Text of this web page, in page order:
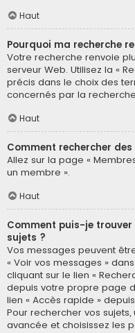
Haut
Pourquoi ma recherche
Votre recherche renvoie
serveur Web. Utilisez la «
précis dans le choix des
concernés par la
Haut
Comment rechercher
Allez sur la page «
un membre ».
Haut
Comment puis-je
sujets ?
Vos messages peuvent
« Voir vos messages »
cliquant sur le lien «
depuis votre propre page
lien « Accès rapide »
Pour rechercher vos
avancée et choisissez les